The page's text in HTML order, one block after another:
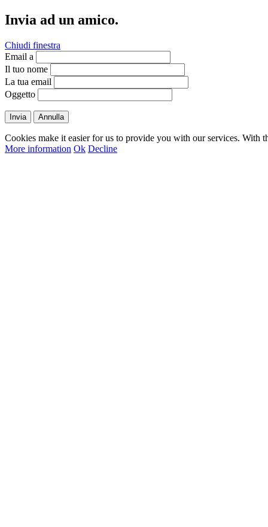
Invia ad un amico.
Chiudi finestra
Email a
Il tuo nome
La tua email
Oggetto
Invia Annulla
Cookies make it easier for us to provide you with our services. With
More information Ok Decline